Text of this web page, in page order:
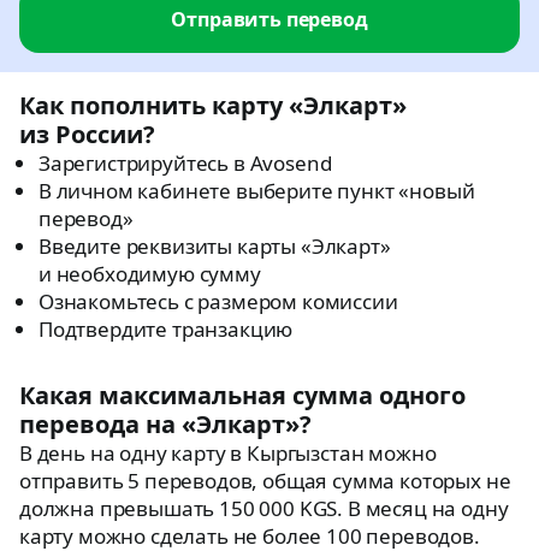
Отправить перевод
Как пополнить карту «Элкарт»
из России?
Зарегистрируйтесь в Avosend
В личном кабинете выберите пункт «новый
перевод»
Введите реквизиты карты «Элкарт»
и необходимую сумму
Ознакомьтесь с размером комиссии
Подтвердите транзакцию
Какая максимальная сумма одного
перевода на «Элкарт»?
В день на одну карту в Кыргызстан можно
отправить 5 переводов, общая сумма которых не
должна превышать 150 000 KGS. В месяц на одну
карту можно сделать не более 100 переводов.